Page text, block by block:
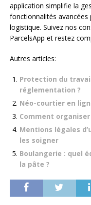
application simplifie la
fonctionnalités
logistique. Suivez nos
ParcelsApp et restez
Autres articles:
Protection du
réglementation ?
Néo-courtier en
Comment
Mentions légales
les soigner
Boulangerie : quel
la pâte ?